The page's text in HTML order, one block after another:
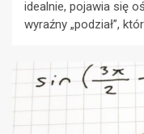
idealnie, pojawia się
wyraźny „podział”,